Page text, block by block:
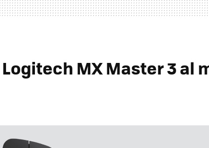
MX Master 3 al